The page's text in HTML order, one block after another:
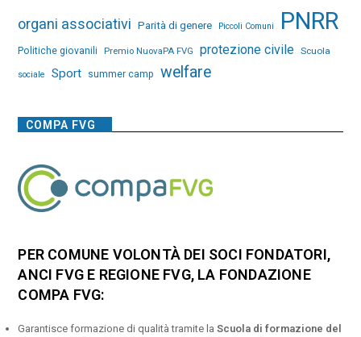
organi associativi Parità di genere Piccoli Comuni PNRR
Politiche giovanili Premio NuovaPA FVG protezione civile Scuola
sociale Sport summer camp welfare
COMPA FVG
PER COMUNE VOLONTÀ DEI SOCI FONDATORI,
ANCI FVG E REGIONE FVG, LA FONDAZIONE
COMPA FVG:
Garantisce formazione di qualità tramite laScuola di formazione del